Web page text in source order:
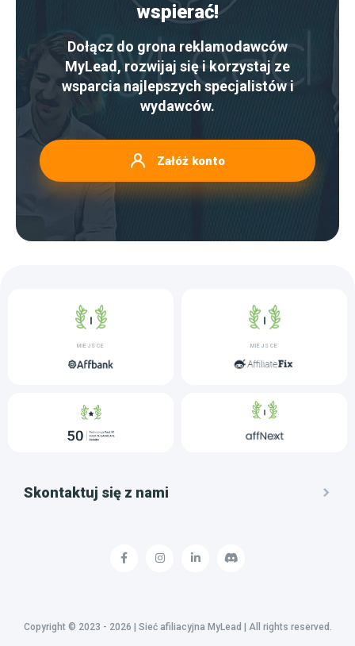
wspierać!
Dołącz do grona reklamodawców
MyLead, rozwijaj się i korzystaj ze
wsparcia najlepszych specjalistów i
wydawców.
Załóż konto
MIEJSCE MIEJSCE
Skontaktuj się z nami
Copyright © 2023 - 2026 | Sieć afiliacyjna MyLead | All rights reserved.